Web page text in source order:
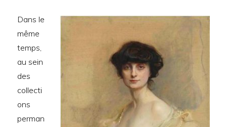
Dans le
même
temps,
au sein
des
collecti
ons
perman